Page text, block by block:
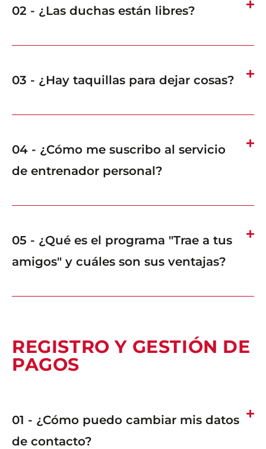
02 - ¿Las duchas están libres?
03 - ¿Hay taquillas para dejar cosas?
04 - ¿Cómo me suscribo al servicio
de entrenador personal?
05 - ¿Qué es el programa "Trae a tus
amigos" y cuáles son sus ventajas?
REGISTRO Y GESTIÓN DE
PAGOS
01 - ¿Cómo puedo cambiar mis datos
de contacto?